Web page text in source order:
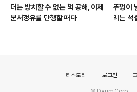
더는 방치할 수 없는 책 공해, 이제
분서갱유를 단행할 때다
뚜껑이
리는 석
티스토리 로그인